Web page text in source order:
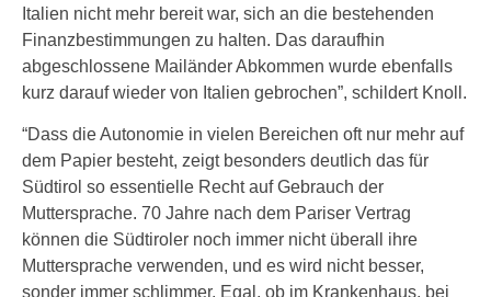
Italien nicht mehr bereit war, sich an die bestehenden
Finanzbestimmungen zu halten. Das daraufhin
abgeschlossene Mailänder Abkommen wurde ebenfalls
kurz darauf wieder von Italien gebrochen”, schildert Knoll.
“Dass die Autonomie in vielen Bereichen oft nur mehr auf
dem Papier besteht, zeigt besonders deutlich das für
Südtirol so essentielle Recht auf Gebrauch der
Muttersprache. 70 Jahre nach dem Pariser Vertrag
können die Südtiroler noch immer nicht überall ihre
Muttersprache verwenden, und es wird nicht besser,
sonder immer schlimmer. Egal, ob im Krankenhaus, bei